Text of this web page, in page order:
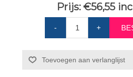
Prijs: €56,55
- +
Toevoegen aan verlanglijst